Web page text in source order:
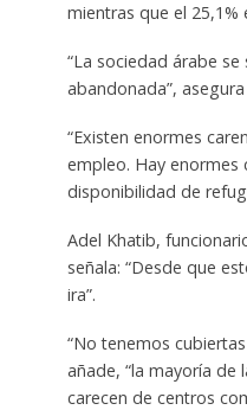
mientras que el
“La sociedad árabe
abandonada”,
“Existen enormes
empleo. Hay enormes
disponibilidad de
Adel Khatib,
señala: “Desde que
ira”.
“No tenemos
añade, “la mayoría de
carecen de centros